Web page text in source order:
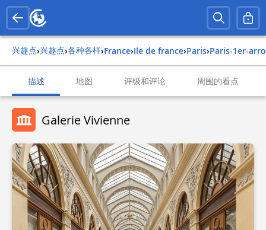
兴趣点› 兴趣点› 各种各样› france› ile de france› paris› paris-1er-
描述 地图 评级和评论 周围的看点
Galerie Vivienne